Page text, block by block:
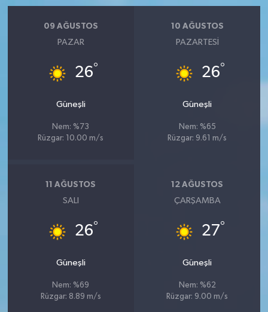
09 AĞUSTOS
PAZAR
26°
Güneşli
Nem: %73
Rüzgar: 10.00 m/s
10 AĞUSTOS
PAZARTESI
26°
Güneşli
Nem: %65
Rüzgar: 9.61 m/s
11 AĞUSTOS
SALI
26°
Güneşli
Nem: %69
Rüzgar: 8.89 m/s
12 AĞUSTOS
ÇARŞAMBA
27°
Güneşli
Nem: %62
Rüzgar: 9.00 m/s